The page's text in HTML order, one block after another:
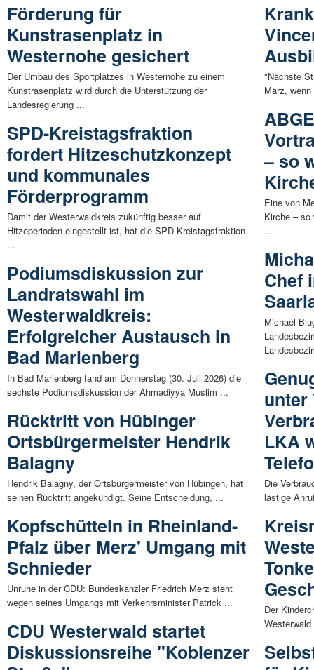
Förderung für
Kunstrasenplatz in
Westernohe gesichert
Der Umbau des Sportplatzes in Westernohe zu einem
Kunstrasenplatz wird durch die Unterstützung der
Landesregierung ...
SPD-Kreistagsfraktion
fordert Hitzeschutzkonzept
und kommunales
Förderprogramm
Damit der Westerwaldkreis zukünftig besser auf
Hitzeperioden eingestellt ist, hat die SPD-Kreistagsfraktion
...
Podiumsdiskussion zur
Landratswahl im
Westerwaldkreis:
Erfolgreicher Austausch in
Bad Marienberg
In Bad Marienberg fand am Donnerstag (30. Juli 2026) die
sechste Podiumsdiskussion der Ahmadiyya Muslim ...
Rücktritt von Hübinger
Ortsbürgermeister Hendrik
Balagny
Hendrik Balagny, der Ortsbürgermeister von Hübingen, hat
seinen Rücktritt angekündigt. Seine Entscheidung, ...
Kopfschütteln in Rheinland-
Pfalz über Merz' Umgang mit
Schnieder
Unruhe in der CDU: Bundeskanzler Friedrich Merz steht
wegen seines Umgangs mit Verkehrsminister Patrick ...
CDU Westerwald startet
Diskussionsreihe "Koblenzer
"Nächste
März,
– so
Eine von
Kirche – so
...
Chef
Michael
unter
LKA
Die
lästige
Der